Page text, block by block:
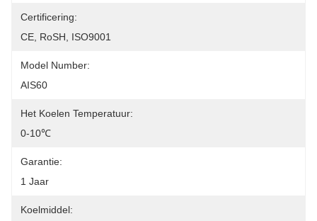
Certificering:
CE, RoSH, ISO9001
Model Number:
AIS60
Het Koelen Temperatuur:
0-10℃
Garantie:
1 Jaar
Koelmiddel: